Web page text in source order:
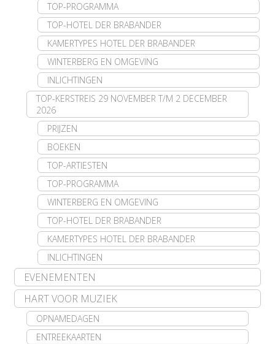
TOP-PROGRAMMA
TOP-HOTEL DER BRABANDER
KAMERTYPES HOTEL DER BRABANDER
WINTERBERG EN OMGEVING
INLICHTINGEN
TOP-KERSTREIS 29 NOVEMBER T/M 2 DECEMBER
2026
PRIJZEN
BOEKEN
TOP-ARTIESTEN
TOP-PROGRAMMA
WINTERBERG EN OMGEVING
TOP-HOTEL DER BRABANDER
KAMERTYPES HOTEL DER BRABANDER
INLICHTINGEN
EVENEMENTEN
HART VOOR MUZIEK
OPNAMEDAGEN
ENTREEKAARTEN